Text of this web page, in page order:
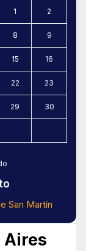
1 2
8 9
15 16
22 23
29 30
San Martín
Aires